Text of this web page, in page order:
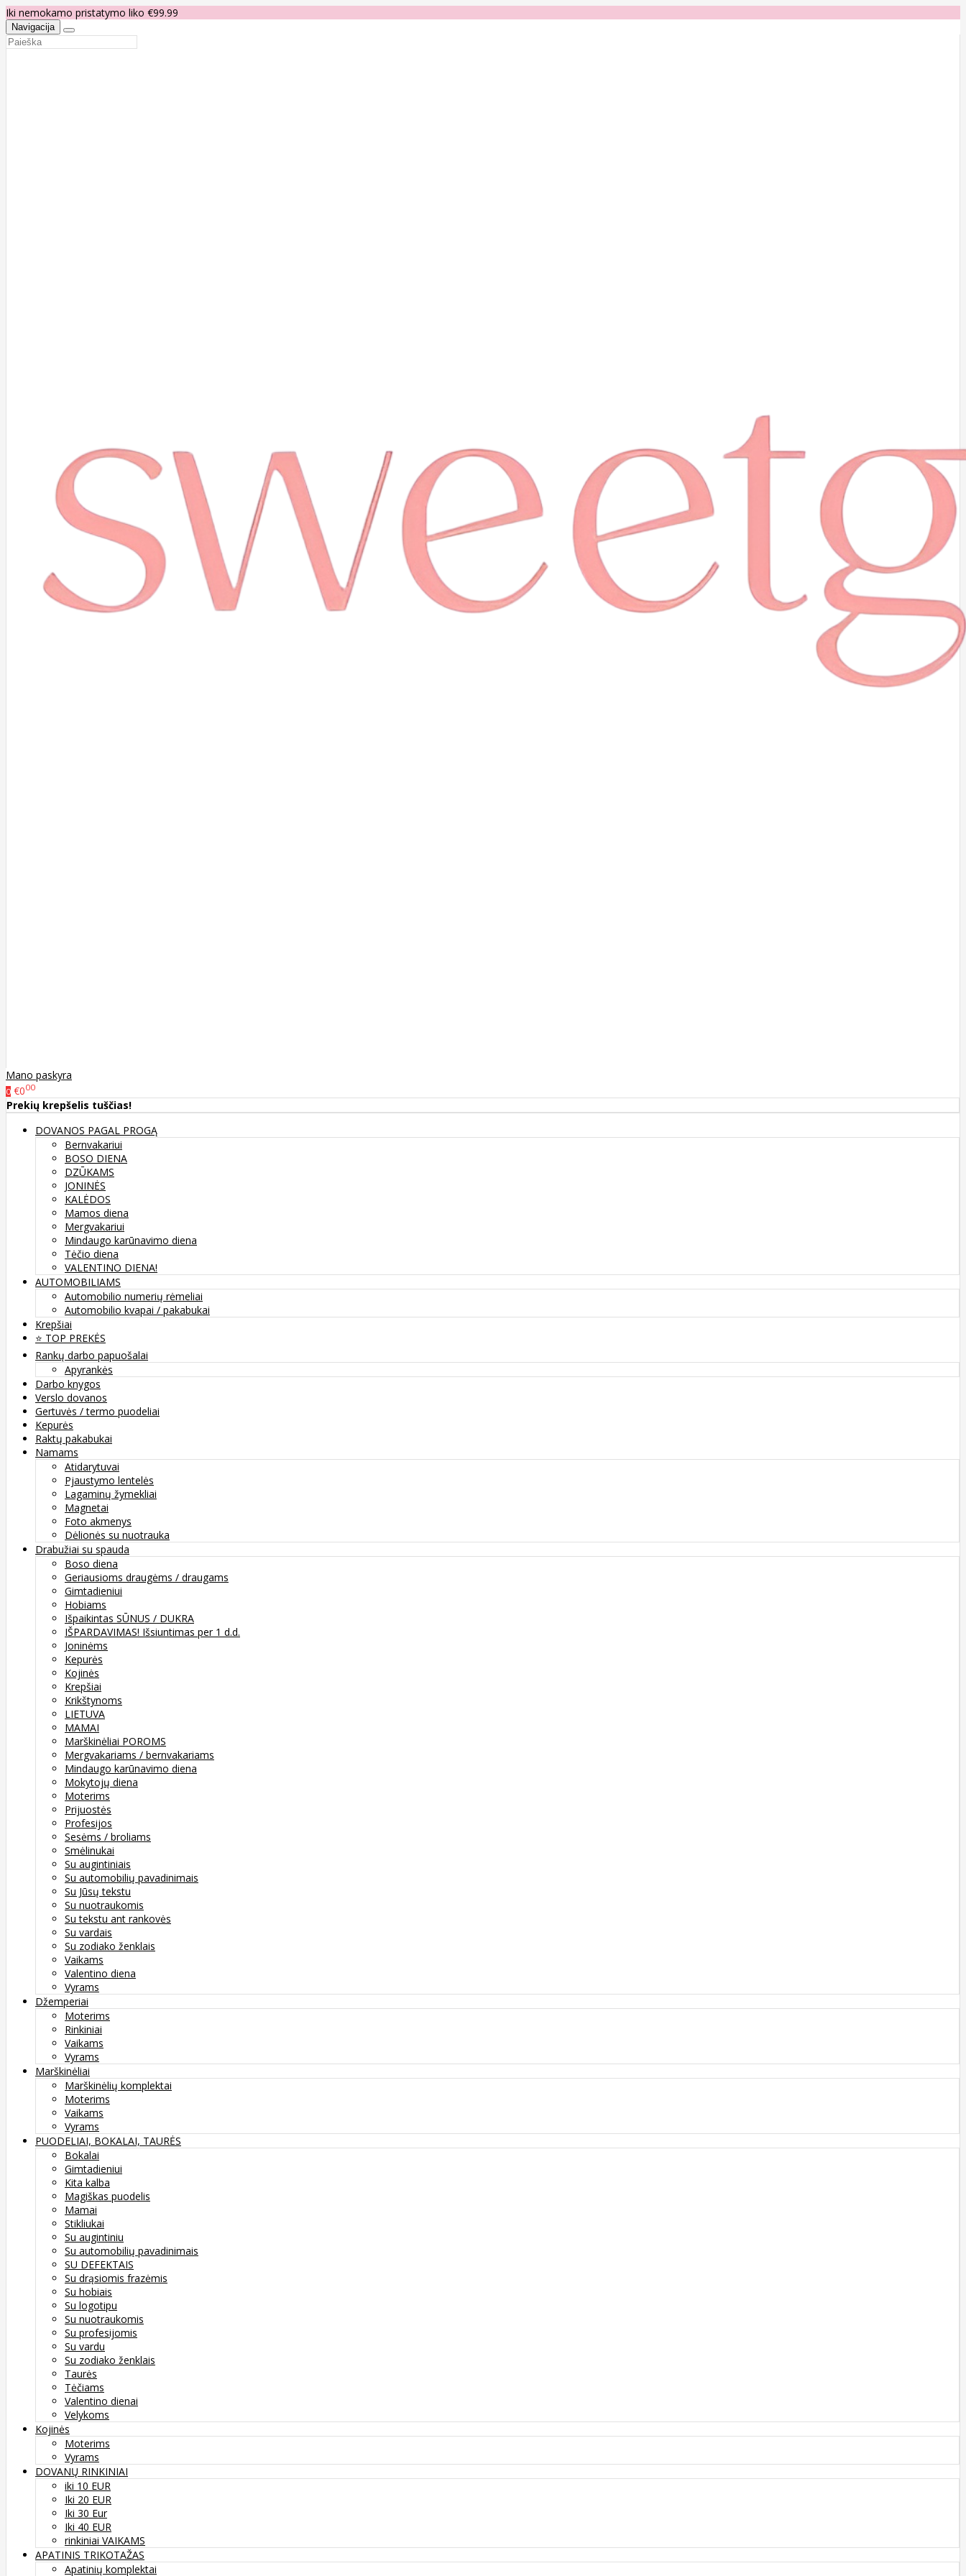
Iki nemokamo pristatymo liko €99.99
Navigacija
Mano paskyra
0 €000
Prekių krepšelis tuščias!
DOVANOS PAGAL PROGĄ
Bernvakariui
BOSO DIENA
DZŪKAMS
JONINĖS
KALĖDOS
Mamos diena
Mergvakariui
Mindaugo karūnavimo diena
Tėčio diena
VALENTINO DIENA!
AUTOMOBILIAMS
Automobilio numerių rėmeliai
Automobilio kvapai / pakabukai
Krepšiai
⭐️ TOP PREKĖS
Rankų darbo papuošalai
Apyrankės
Darbo knygos
Verslo dovanos
Gertuvės / termo puodeliai
Kepurės
Raktų pakabukai
Namams
Atidarytuvai
Pjaustymo lentelės
Lagaminų žymekliai
Magnetai
Foto akmenys
Dėlionės su nuotrauka
Drabužiai su spauda
Boso diena
Geriausioms draugėms / draugams
Gimtadieniui
Hobiams
Išpaikintas SŪNUS / DUKRA
IŠPARDAVIMAS! Išsiuntimas per 1 d.d.
Joninėms
Kepurės
Kojinės
Krepšiai
Krikštynoms
LIETUVA
MAMAI
Marškinėliai POROMS
Mergvakariams / bernvakariams
Mindaugo karūnavimo diena
Mokytojų diena
Moterims
Prijuostės
Profesijos
Sesėms / broliams
Smėlinukai
Su augintiniais
Su automobilių pavadinimais
Su Jūsų tekstu
Su nuotraukomis
Su tekstu ant rankovės
Su vardais
Su zodiako ženklais
Vaikams
Valentino diena
Vyrams
Džemperiai
Moterims
Rinkiniai
Vaikams
Vyrams
Marškinėliai
Marškinėlių komplektai
Moterims
Vaikams
Vyrams
PUODELIAI, BOKALAI, TAURĖS
Bokalai
Gimtadieniui
Kita kalba
Magiškas puodelis
Mamai
Stikliukai
Su augintiniu
Su automobilių pavadinimais
SU DEFEKTAIS
Su drąsiomis frazėmis
Su hobiais
Su logotipu
Su nuotraukomis
Su profesijomis
Su vardu
Su zodiako ženklais
Taurės
Tėčiams
Valentino dienai
Velykoms
Kojinės
Moterims
Vyrams
DOVANŲ RINKINIAI
iki 10 EUR
Iki 20 EUR
Iki 30 Eur
Iki 40 EUR
rinkiniai VAIKAMS
APATINIS TRIKOTAŽAS
Apatinių komplektai